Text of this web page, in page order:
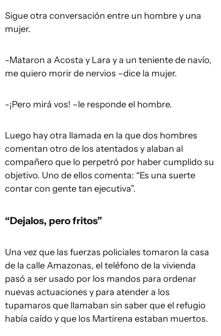
Sigue otra conversación entre un hombre y una
mujer.
-Mataron a Acosta y Lara y a un teniente de navío,
me quiero morir de nervios –dice la mujer.
-¡Pero mirá vos! –le responde el hombre.
Luego hay otra llamada en la que dos hombres
comentan otro de los atentados y alaban al
compañero que lo perpetró por haber cumplido su
objetivo. Uno de ellos comenta: “Es una suerte
contar con gente tan ejecutiva”.
“Dejalos, pero fritos”
Una vez que las fuerzas policiales tomaron la casa
de la calle Amazonas, el teléfono de la vivienda
pasó a ser usado por los mandos para ordenar
nuevas actuaciones y para atender a los
tupamaros que llamaban sin saber que el refugio
había caído y que los Martirena estaban muertos.